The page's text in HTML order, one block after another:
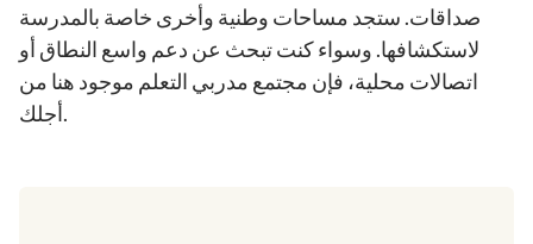
صداقات. ستجد مساحات وطنية وأخرى خاصة بالمدرسة
لاستكشافها. وسواء كنت تبحث عن دعم واسع النطاق أو
اتصالات محلية، فإن مجتمع مدربي التعلم موجود هنا من
أجلك.